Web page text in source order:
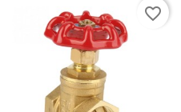
favorite_border